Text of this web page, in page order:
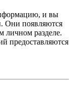
и вы
Они появляются
личном разделе.
предоставляются